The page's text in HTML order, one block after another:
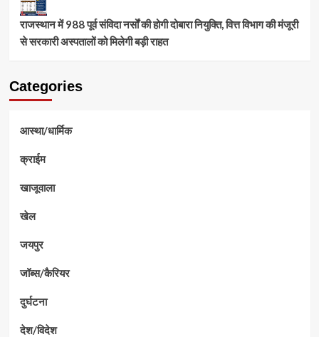
राजस्थान में 988 पूर्व संविदा नर्सों की होगी दोबारा नियुक्ति, वित्त विभाग की मंजूरी
से सरकारी अस्पतालों को मिलेगी बड़ी राहत
Categories
आस्था/धार्मिक
क्राईम
खाजूवाला
खेल
जयपुर
जॉब्स/कैरियर
दुर्घटना
देश/विदेश